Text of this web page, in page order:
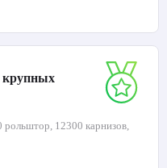
крупных
12300 карнизов,